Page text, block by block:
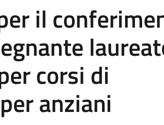
il
corsi di
anziani